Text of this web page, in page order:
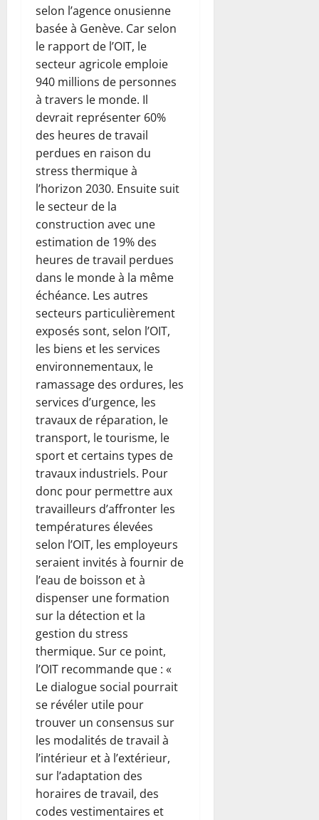
selon l’agence onusienne
basée à Genève. Car selon
le rapport de l’OIT, le
secteur agricole emploie
940 millions de personnes
à travers le monde. Il
devrait représenter 60%
des heures de travail
perdues en raison du
stress thermique à
l’horizon 2030. Ensuite suit
le secteur de la
construction avec une
estimation de 19% des
heures de travail perdues
dans le monde à la même
échéance. Les autres
secteurs particulièrement
exposés sont, selon l’OIT,
les biens et les services
environnementaux, le
ramassage des ordures, les
services d’urgence, les
travaux de réparation, le
transport, le tourisme, le
sport et certains types de
travaux industriels. Pour
donc pour permettre aux
travailleurs d’affronter les
températures élevées
selon l’OIT, les employeurs
seraient invités à fournir de
l’eau de boisson et à
dispenser une formation
sur la détection et la
gestion du stress
thermique. Sur ce point,
l’OIT recommande que : «
Le dialogue social pourrait
se révéler utile pour
trouver un consensus sur
les modalités de travail à
l’intérieur et à l’extérieur,
sur l’adaptation des
horaires de travail, des
codes vestimentaires et